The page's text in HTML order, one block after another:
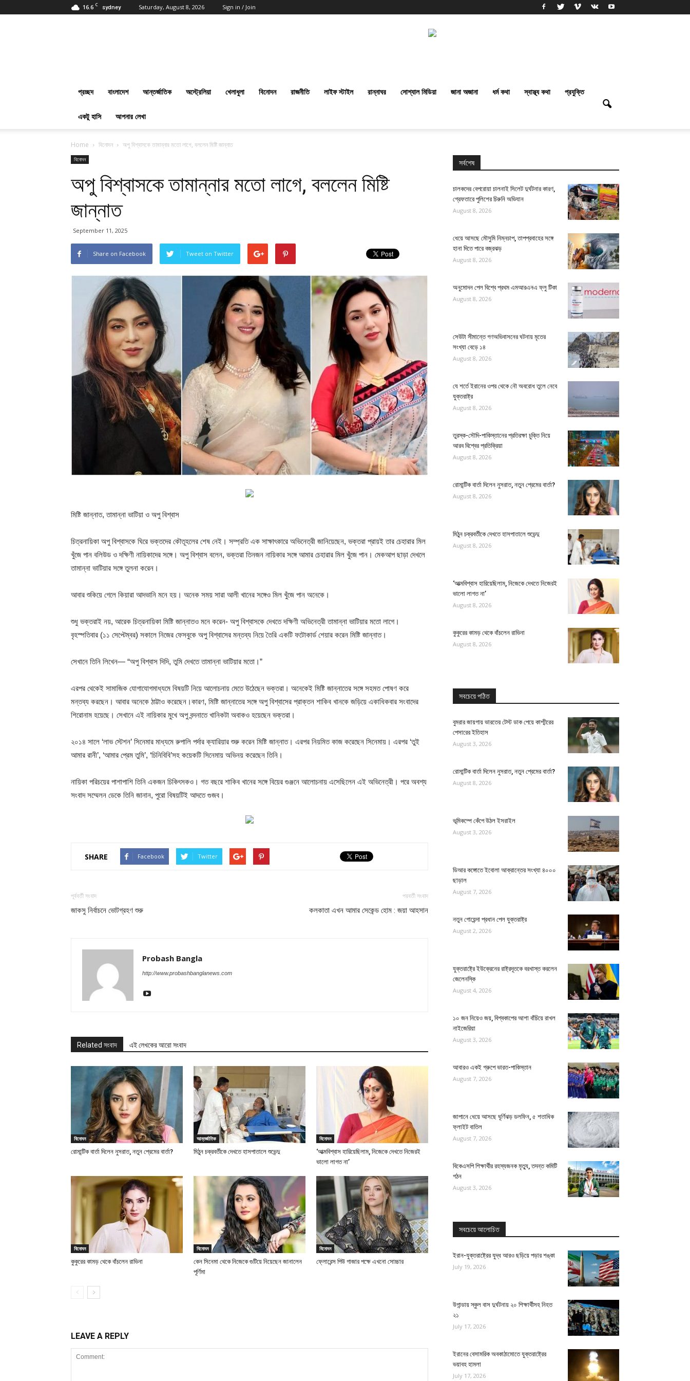
16.6 C sydney Saturday, August 8, 2026 Sign in / Join
Bangla
প্রচ্ছদ বাংলাদেশ আন্তর্জাতিক অস্ট্রেলিয়া খেলাধুলা বিনোদন রাজনীতি লাইফ স্টাইল রান্নাঘর সোশ্যাল মিডিয়া জানা অজানা ধর্ম কথা স্বাস্থ্য কথা প্রযুক্তি
একটু হাসি আপনার লেখা
Home বিনোদন অপু বিশ্বাসকে তামান্নার মতো লাগে, বললেন মিষ্টি জান্নাত
বিনোদন
অপু বিশ্বাসকে তামান্নার মতো লাগে, বললেন মিষ্টি
জান্নাত
September 11, 2025
Share on Facebook Tweet on Twitter
মিষ্টি জান্নাত, তামান্না ভাটিয়া ও অপু বিশ্বাস
চিত্রনায়িকা অপু বিশ্বাসকে ঘিরে ভক্তদের কৌতূহলের শেষ নেই। সম্প্রতি এক সাক্ষাৎকারে অভিনেত্রী জানিয়েছেন, ভক্তরা প্রায়ই তার চেহারার মিল
খুঁজে পান বলিউড ও দক্ষিণী নায়িকাদের সঙ্গে। অপু বিশ্বাস বলেন, ভক্তরা তিনজন নায়িকার সঙ্গে আমার চেহারার মিল খুঁজে পান। মেকআপ ছাড়া দেখলে
তামান্না ভাটিয়ার সঙ্গে তুলনা করেন।
আবার শুকিয়ে গেলে কিয়ারা আদভানি মনে হয়। অনেক সময় সারা আলী খানের সঙ্গেও মিল খুঁজে পান অনেকে।
শুধু ভক্তরাই নয়, আরেক চিত্রনায়িকা মিষ্টি জান্নাতও মনে করেন- অপু বিশ্বাসকে দেখতে দক্ষিণী অভিনেত্রী তামান্না ভাটিয়ার মতো লাগে।
বৃহস্পতিবার (১১ সেপ্টেম্বর) সকালে নিজের ফেসবুকে অপু বিশ্বাসের মন্তব্য নিয়ে তৈরি একটি ফটোকার্ড শেয়ার করেন মিষ্টি জান্নাত।
সেখানে তিনি লিখেন— “অপু বিশ্বাস দিদি, তুমি দেখতে তামান্না ভাটিয়ার মতো।”
এরপর থেকেই সামাজিক যোগাযোগমাধ্যমে বিষয়টি নিয়ে আলোচনায় মেতে উঠেছেন ভক্তরা। অনেকেই মিষ্টি জান্নাতের সঙ্গে সহমত পোষণ করে
মন্তব্য করছেন। আবার অনেকে ঠাট্টাও করেছেন।কারণ, মিষ্টি জান্নাতের সঙ্গে অপু বিশ্বাসের প্রাক্তন শাকিব খানকে জড়িয়ে একাধিকবার সংবাদের
শিরোনাম হয়েছে। সেখানে এই নায়িকার মুখে অপু বন্দনাতে খানিকটা অবাকও হয়েছেন ভক্তরা।
২০১৪ সালে ‘লাভ স্টেশন’ সিনেমার মাধ্যমে রুপালি পর্দার ক্যারিয়ার শুরু করেন মিষ্টি জান্নাত। এরপর নিয়মিত কাজ করেছেন সিনেমায়। এরপর ‘তুই
আমার রানী’, ‘আমার প্রেম তুমি’, ‘চিনিবিবি’সহ কয়েকটি সিনেমায় অভিনয় করেছেন তিনি।
নায়িকা পরিচয়ের পাশাপাশি তিনি একজন চিকিৎসকও। গত বছরে শাকিব খানের সঙ্গে বিয়ের গুঞ্জনে আলোচনায় এসেছিলেন এই অভিনেত্রী। পরে অবশ্য
সংবাদ সম্মেলন ডেকে তিনি জানান, পুরো বিষয়টিই আদতে গুজব।
SHARE Facebook Twitter
পূর্ববর্তী সংবাদ
জাকসু নির্বাচনে ভোটগ্রহণ শুরু
পরবর্তী সংবাদ
কলকাতা এখন আমার সেকেন্ড হোম : জয়া আহসান
Probash Bangla
http://www.probashbanglanews.com
Related সংবাদ এই লেখকের আরো সংবাদ
বিনোদন
রোমান্টিক বার্তা দিলেন নুসরাত, নতুন প্রেমের বার্তা?
আন্তর্জাতিক
মিঠুন চক্রবর্তীকে দেখতে হাসপাতালে শুভেন্দু
বিনোদন
‘আত্মবিশ্বাস হারিয়েছিলাম, নিজেকে দেখতে নিজেরই
ভালো লাগত না’
বিনোদন
কুকুরের কামড় থেকে বাঁচলেন রাভিনা
বিনোদন
কেন সিনেমা থেকে নিজেকে গুটিয়ে নিয়েছেন জানালেন
পূর্ণিমা
বিনোদন
ফ্লোরেন্স পিউ গাজার পক্ষে এখনো সোচ্চার
LEAVE A REPLY
সর্বশেষ
চালকদের বেপরোয়া চালনাই সিলেট দুর্ঘটনার কারণ,
গ্রেফতারে পুলিশের চিরুনি অভিযান
August 8, 2026
ধেয়ে আসছে মৌসুমি নিম্নচাপ, তাপপ্রবাহের সঙ্গে
হানা দিতে পারে বজ্রঝড়
August 8, 2026
অনুমোদন পেল বিশ্বে প্রথম এমআরএনএ ফ্লু টিকা
August 8, 2026
সেউটা সীমান্তে গণঅভিবাসনের ঘটনায় মৃতের
সংখ্যা বেড়ে ১৪
August 8, 2026
যে শর্তে ইরানের ওপর থেকে নৌ অবরোধ তুলে নেবে
যুক্তরাষ্ট্র
August 8, 2026
তুরস্ক-সৌদি-পাকিস্তানের প্রতিরক্ষা চুক্তি নিয়ে
আরব বিশ্বের প্রতিক্রিয়া
August 8, 2026
রোমান্টিক বার্তা দিলেন নুসরাত, নতুন প্রেমের বার্তা?
August 8, 2026
মিঠুন চক্রবর্তীকে দেখতে হাসপাতালে শুভেন্দু
August 8, 2026
‘আত্মবিশ্বাস হারিয়েছিলাম, নিজেকে দেখতে নিজেরই
ভালো লাগত না’
August 8, 2026
কুকুরের কামড় থেকে বাঁচলেন রাভিনা
August 8, 2026
সবচেয়ে পঠিত
বুমরার জায়গায় ভারতের টেস্ট ডাক পেয়ে কাশ্মীরের
পেসারের ইতিহাস
August 3, 2026
রোমান্টিক বার্তা দিলেন নুসরাত, নতুন প্রেমের বার্তা?
August 8, 2026
ভূমিকম্পে কেঁপে উঠল ইসরাইল
August 3, 2026
ডিআর কঙ্গোতে ইবোলা আক্রান্তের সংখ্যা ৪০০০
ছাড়াল
August 7, 2026
নতুন গোয়েন্দা প্রধান পেল যুক্তরাষ্ট্র
August 2, 2026
যুক্তরাষ্ট্রে ইউক্রেনের রাষ্ট্রদূতকে বরখাস্ত করলেন
জেলেনস্কি
August 4, 2026
১০ জন নিয়েও জয়, বিশ্বকাপের আশা বাঁচিয়ে রাখল
নাইজেরিয়া
August 3, 2026
আবারও একই গ্রুপে ভারত-পাকিস্তান
August 7, 2026
জাপানে ধেয়ে আসছে ঘূর্ণিঝড় ডলফিন, ৫ শতাধিক
ফ্লাইট বাতিল
August 7, 2026
বিকেএসপি শিক্ষার্থীর রহস্যজনক মৃত্যু, তদন্ত কমিটি
গঠন
August 3, 2026
সবচেয়ে আলোচিত
ইরান-যুক্তরাষ্ট্রের যুদ্ধ আরও ছড়িয়ে পড়ার শঙ্কা
July 19, 2026
উগান্ডায় স্কুল বাস দুর্ঘটনায় ২০ শিক্ষার্থীসহ নিহত
২১
July 17, 2026
ইরানের বেসামরিক অবকাঠামোতে যুক্তরাষ্ট্রের
ভয়াবহ হামলা
July 17, 2026